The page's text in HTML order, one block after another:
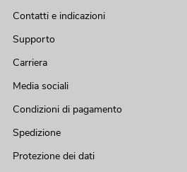
Contatti e indicazioni
Supporto
Carriera
Media sociali
Condizioni di pagamento
Spedizione
Protezione dei dati